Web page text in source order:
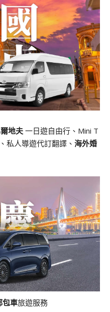
地夫 一日遊自由行、Mini T
私人導遊代訂翻譯、 海外婚
包車旅遊服務